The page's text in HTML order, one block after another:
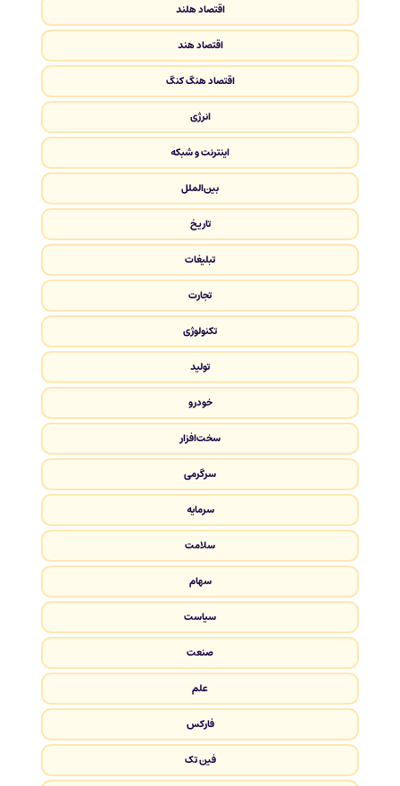
اقتصاد هلند
اقتصاد هند
اقتصاد هنگ کنگ
انرژی
اینترنت و شبکه
بین‌الملل
تاریخ
تبلیغات
تجارت
تکنولوژی
تولید
خودرو
سخت‌افزار
سرگرمی
سرمایه
سلامت
سهام
سیاست
صنعت
علم
فارکس
فین تک